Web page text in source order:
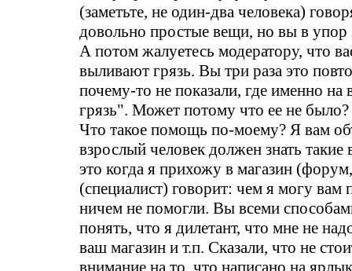
(заметьте, не один-два человека)
довольно простые вещи, но вы в упор
А потом жалуетесь модератору, что
выливают грязь. Вы три раза это
почему-то не показали, где именно на
грязь". Может потому что ее не было?
Что такое помощь по-моему? Я вам
взрослый человек должен знать
это когда я прихожу в магазин
(специалист) говорит: чем я могу
ничем не помогли. Вы всеми
понять, что я дилетант, что мне не
ваш магазин и т.п. Сказали, что не
внимание на то, что написано на